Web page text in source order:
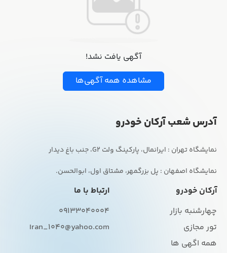
آگهی یافت نشد!
مشاهده همه آگهی‌ها
آدرس شعب آرکان خودرو
نمایشگاه اصفهان : پل بزرگمهر، مشتاق اول، ابوالحسن.
آرکان خودرو
چهارشنبه بازار
تور مجازی
همه اگهی ها
ارتباط با ما
09133040004
Iran_1040@yahoo.com